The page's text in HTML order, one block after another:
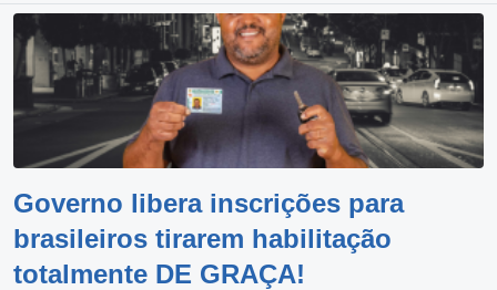
Governo libera inscrições para
brasileiros tirarem habilitação
totalmente DE GRAÇA!